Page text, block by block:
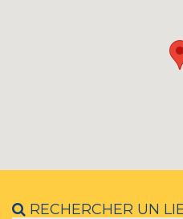
RECHERCHER UN